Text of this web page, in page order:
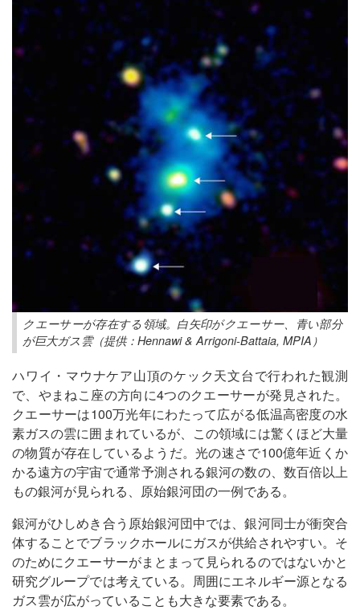
クエーサーが存在する領域。白矢印がクエーサー、青い部分
が巨大ガス雲（提供：Hennawi & Arrigoni-Battaia, MPIA）
ハワイ・マウナケア山頂のケック天文台で行われた観測
で、やまねこ座の方向に4つのクエーサーが発見された。
クエーサーは100万光年にわたって広がる低温高密度の水
素ガスの雲に囲まれているが、この領域には驚くほど大量
の物質が存在しているようだ。光の速さで100億年近くか
かる遠方の宇宙で通常予測される銀河の数の、数百倍以上
もの銀河が見られる、原始銀河団の一例である。
銀河がひしめき合う原始銀河団中では、銀河同士が衝突合
体することでブラックホールにガスが供給されやすい。そ
のためにクエーサーがまとまって見られるのではないかと
研究グループでは考えている。周囲にエネルギー源となる
ガス雲が広がっていることも大きな要素である。